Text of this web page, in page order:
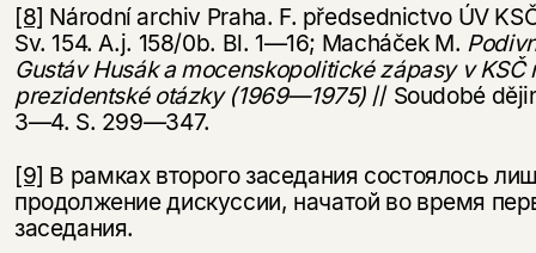
[8] Národní archiv Praha. F. předsednictvo ÚV
Sv. 154. A.j. 158/0b. Bl. 1—16; Macháček M.
Gustáv Husák a mocenskopolitické zápasy v KSČ
prezidentské otázky (1969—1975) // Soudobé
3—4. S. 299—347.
[9] В рамках второго заседания состоялось
продолжение дискуссии, начатой во время
заседания.